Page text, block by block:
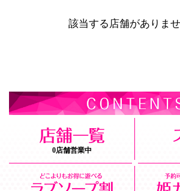
該当する店舗がありませ
0店舗営業中